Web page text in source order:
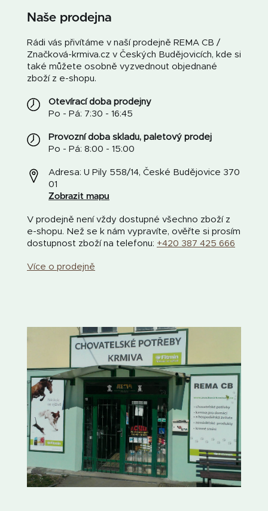
Naše prodejna
Rádi vás přivítáme v naší prodejně REMA CB /
Značková-krmiva.cz v Českých Budějovicích, kde si
také můžete osobně vyzvednout objednané
zboží z e-shopu.
Otevírací doba prodejny
Po - Pá: 7:30 - 16:45
Provozní doba skladu, paletový prodej
Po - Pá: 8:00 - 15:00
Adresa: U Pily 558/14, České Budějovice 370
01
Zobrazit mapu
V prodejně není vždy dostupné všechno zboží z
e-shopu. Než se k nám vypravíte, ověřte si prosím
dostupnost zboží na telefonu: +420 387 425 666
Více o prodejně